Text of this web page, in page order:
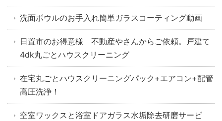
洗面ボウルのお手入れ簡単ガラスコーティング動画
日置市のお得意様 不動産やさんからご依頼。戸建て
4dk丸ごとハウスクリーニング
在宅丸ごとハウスクリーニングパック+エアコン+配管
高圧洗浄！
空室ワックスと浴室ドアガラス水垢除去研磨サービ